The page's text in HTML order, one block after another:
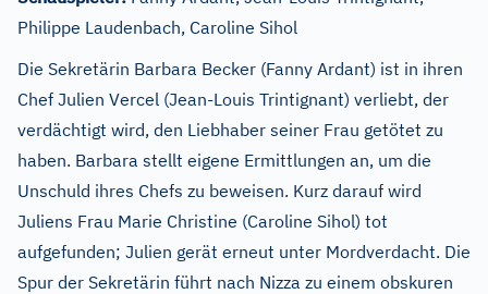
Philippe Laudenbach, Caroline Sihol
Die Sekretärin Barbara Becker (Fanny Ardant) ist in ihren
Chef Julien Vercel (Jean-Louis Trintignant) verliebt, der
verdächtigt wird, den Liebhaber seiner Frau getötet zu
haben. Barbara stellt eigene Ermittlungen an, um die
Unschuld ihres Chefs zu beweisen. Kurz darauf wird
Juliens Frau Marie Christine (Caroline Sihol) tot
aufgefunden; Julien gerät erneut unter Mordverdacht. Die
Spur der Sekretärin führt nach Nizza zu einem obskuren